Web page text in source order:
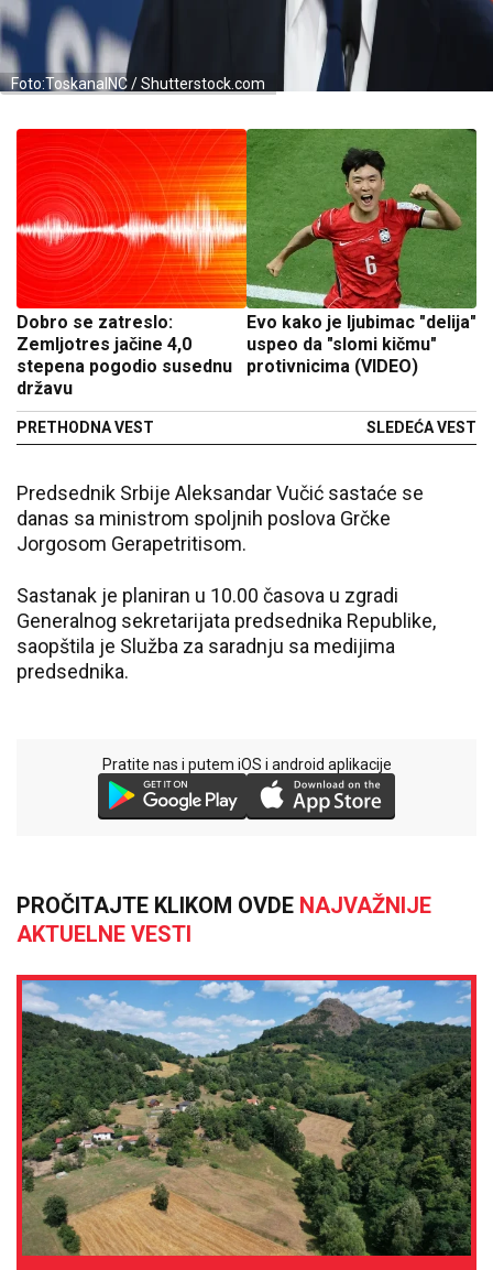
Foto:ToskanaINC / Shutterstock.com
Dobro se zatreslo:
Zemljotres jačine 4,0
stepena pogodio susednu
državu
PRETHODNA VEST
Evo kako je ljubimac "delija"
uspeo da "slomi kičmu"
protivnicima (VIDEO)
SLEDEĆA VEST
Predsednik Srbije Aleksandar Vučić sastaće se
danas sa ministrom spoljnih poslova Grčke
Jorgosom Gerapetritisom.
Sastanak je planiran u 10.00 časova u zgradi
Generalnog sekretarijata predsednika Republike,
saopštila je Služba za saradnju sa medijima
predsednika.
Pratite nas i putem iOS i android aplikacije
PROČITAJTE KLIKOM OVDE NAJVAŽNIJE
AKTUELNE VESTI